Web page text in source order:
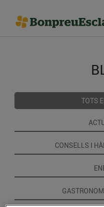
TOTS
CONSELLS I